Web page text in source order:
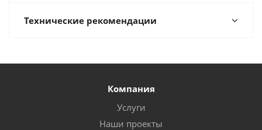
Технические рекомендации
Компания
Услуги
Наши проекты